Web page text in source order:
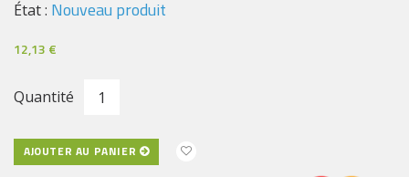
État : Nouveau produit
12,13 €
Quantité
AJOUTER AU PANIER